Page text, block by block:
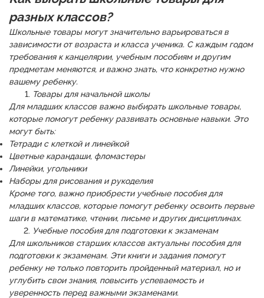
разных классов?
Школьные товары могут значительно варьироваться в
зависимости от возраста и класса ученика. С каждым годом
требования к канцелярии, учебным пособиям и другим
предметам меняются, и важно знать, что конкретно нужно
вашему ребенку.
Товары для начальной школы
Для младших классов важно выбирать школьные товары,
которые помогут ребенку развивать основные навыки. Это
могут быть:
Тетради с клеткой и линейкой
Цветные карандаши, фломастеры
Линейки, угольники
Наборы для рисования и рукоделия
Кроме того, важно приобрести учебные пособия для
младших классов, которые помогут ребенку освоить первые
шаги в математике, чтении, письме и других дисциплинах.
Учебные пособия для подготовки к экзаменам
Для школьников старших классов актуальны пособия для
подготовки к экзаменам. Эти книги и задания помогут
ребенку не только повторить пройденный материал, но и
углубить свои знания, повысить успеваемость и
уверенность перед важными экзаменами.